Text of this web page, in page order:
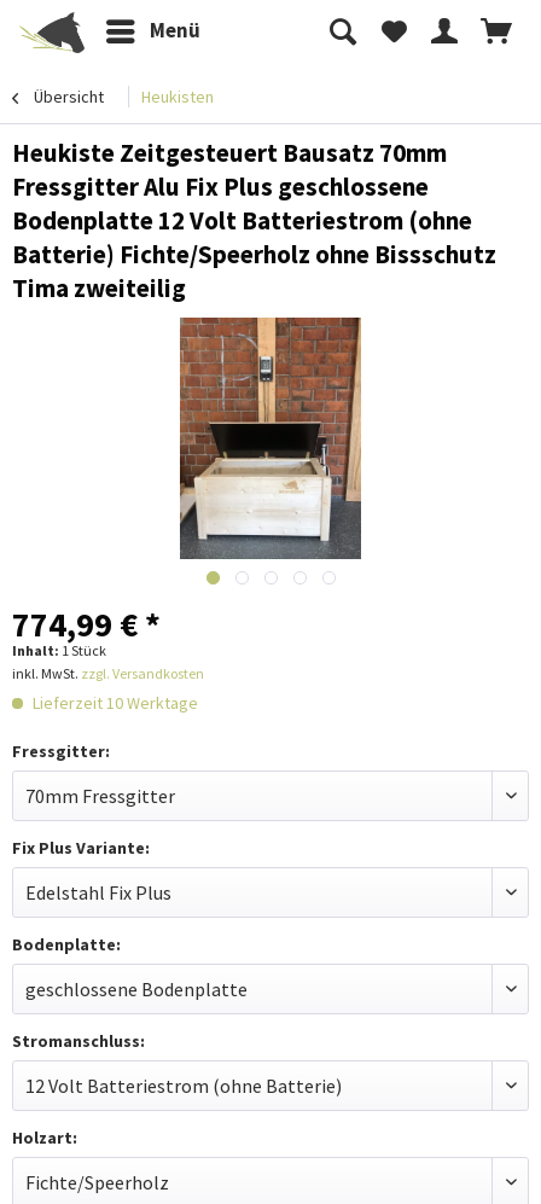
Menü
Übersicht Heukisten
Heukiste Zeitgesteuert Bausatz 70mm
Fressgitter Alu Fix Plus geschlossene
Bodenplatte 12 Volt Batteriestrom (ohne
Batterie) Fichte/Speerholz ohne Bissschutz
Tima zweiteilig
774,99 € *
Inhalt: 1 Stück
inkl. MwSt. zzgl. Versandkosten
Lieferzeit 10 Werktage
Fressgitter:
Fix Plus Variante:
Bodenplatte:
Stromanschluss:
Holzart: